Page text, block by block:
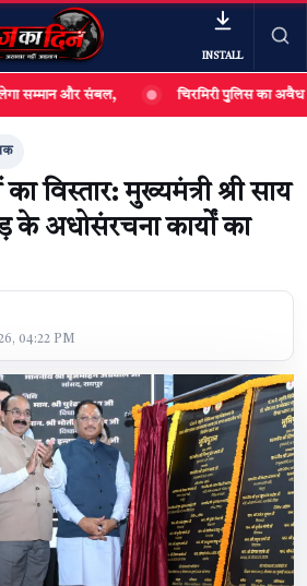
INSTALL
खोजें
चिरमिरी पुलिस का अवैध महुआ शराब
विस्तार: मुख्यमंत्री श्री साय
के अधोसंरचना कार्यों का
04:22 PM